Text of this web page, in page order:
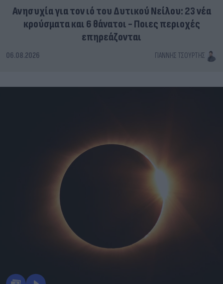
Ανησυχία για τον ιό του Δυτικού Νείλου: 23 νέα
κρούσματα και 6 θάνατοι - Ποιες περιοχές
επηρεάζονται
06.08.2026 ΓΙΆΝΝΗΣ ΤΣΟΎΡΤΗΣ